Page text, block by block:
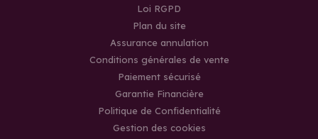
Loi RGPD
Plan du site
Assurance annulation
Conditions générales de vente
Paiement sécurisé
Garantie Financière
Politique de Confidentialité
Gestion des cookies